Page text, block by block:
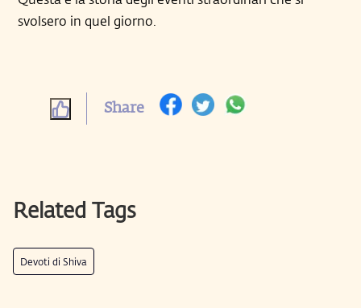
svolsero in quel giorno.
Share
Related Tags
Devoti di Shiva